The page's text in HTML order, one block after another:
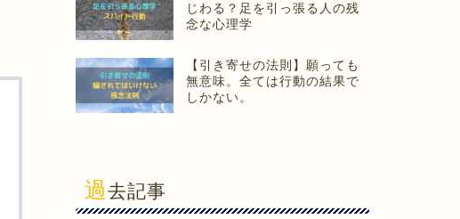
じわる？足を引っ張る人の残
念な心理学
【引き寄せの法則】願っても
無意味。全ては行動の結果で
しかない。
過去記事